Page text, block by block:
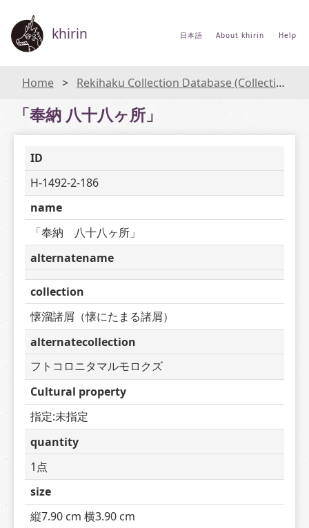
khirin 日本語 About khirin Help
Home Rekihaku Collection Database (Collections Database of the National Museum of Japanese History)
「奉納 八十八ヶ所」
ID
H-1492-2-186
name
「奉納　八十八ヶ所」
alternatename
collection
懐溜諸屑（懐にたまる諸屑）
alternatecollection
フトコロニタマルモロクズ
Cultural property
指定:未指定
quantity
1点
size
縦7.90 cm 横3.90 cm